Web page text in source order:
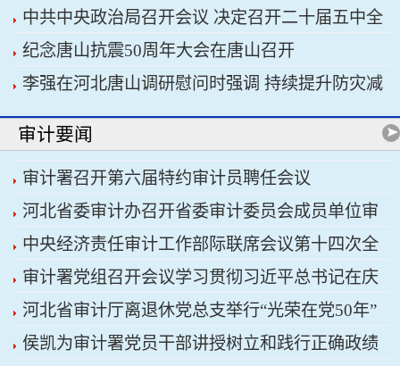
党外人士座谈会 习近平主持并发表重要讲话
中共中央政治局召开会议 决定召开二十届五中全
会 分析研究当前经济形势和经济工作 中共中央总
书记习近平主持会议
纪念唐山抗震50周年大会在唐山召开
李强在河北唐山调研慰问时强调 持续提升防灾减
灾救灾能力 切实保障人民群众生命财产安全
审计要闻
审计署召开第六届特约审计员聘任会议
河北省委审计办召开省委审计委员会成员单位审
计重点工作协调推进会议暨省经济责任审计工作厅
际联席会议
中央经济责任审计工作部际联席会议第十四次全
体会议召开
审计署党组召开会议学习贯彻习近平总书记在庆
祝中国共产党成立105周年大会上的重要讲话精神
河北省审计厅离退休党总支举行“光荣在党50年”
纪念章颁发仪式
侯凯为审计署党员干部讲授树立和践行正确政绩